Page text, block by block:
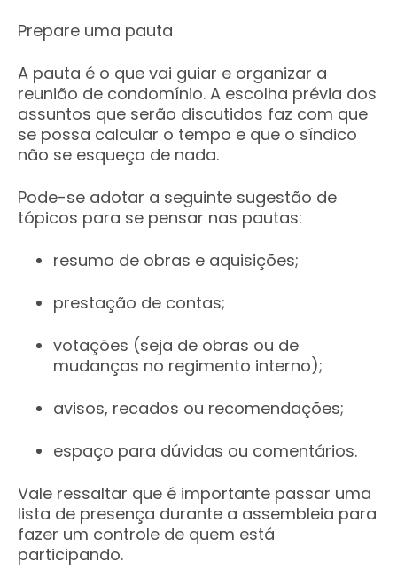
Prepare uma pauta
A pauta é o que vai guiar e organizar a
reunião de condomínio. A escolha prévia dos
assuntos que serão discutidos faz com que
se possa calcular o tempo e que o síndico
não se esqueça de nada.
Pode-se adotar a seguinte sugestão de
tópicos para se pensar nas pautas:
resumo de obras e aquisições;
prestação de contas;
votações (seja de obras ou de
mudanças no regimento interno);
avisos, recados ou recomendações;
espaço para dúvidas ou comentários.
Vale ressaltar que é importante passar uma
lista de presença durante a assembleia para
fazer um controle de quem está
participando.